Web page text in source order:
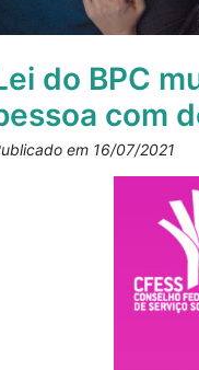
do BPC
com
em 16/07/2021